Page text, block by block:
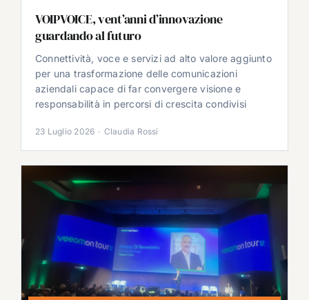
VOIPVOICE, vent’anni d’innovazione
guardando al futuro
Connettività, voce e servizi ad alto valore aggiunto
per una trasformazione delle comunicazioni
aziendali capace di far convergere visione e
responsabilità in percorsi di crescita condivisi
23 Luglio 2026 · Claudia Rossi